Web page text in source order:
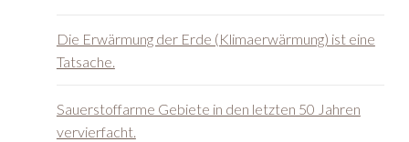
Die Erwärmung der Erde (Klimaerwärmung) ist eine
Tatsache.
Sauerstoffarme Gebiete in den letzten 50 Jahren
vervierfacht.